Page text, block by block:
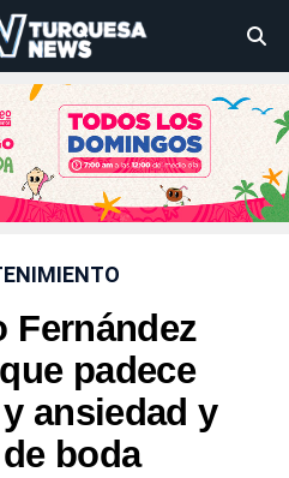
Fernández
padece
ansiedad y
boda